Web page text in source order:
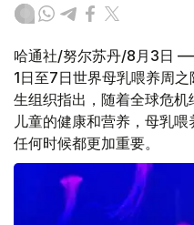
哈通社/努尔苏丹/8月3日
1日至7日世界母乳喂养周
生组织指出，随着全球危
儿童的健康和营养，母乳
任何时候都更加重要。